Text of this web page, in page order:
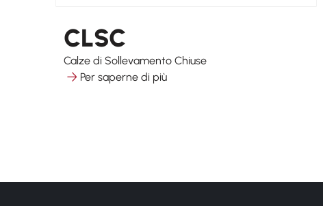
CLSC
Calze di Sollevamento Chiuse
Per saperne di più